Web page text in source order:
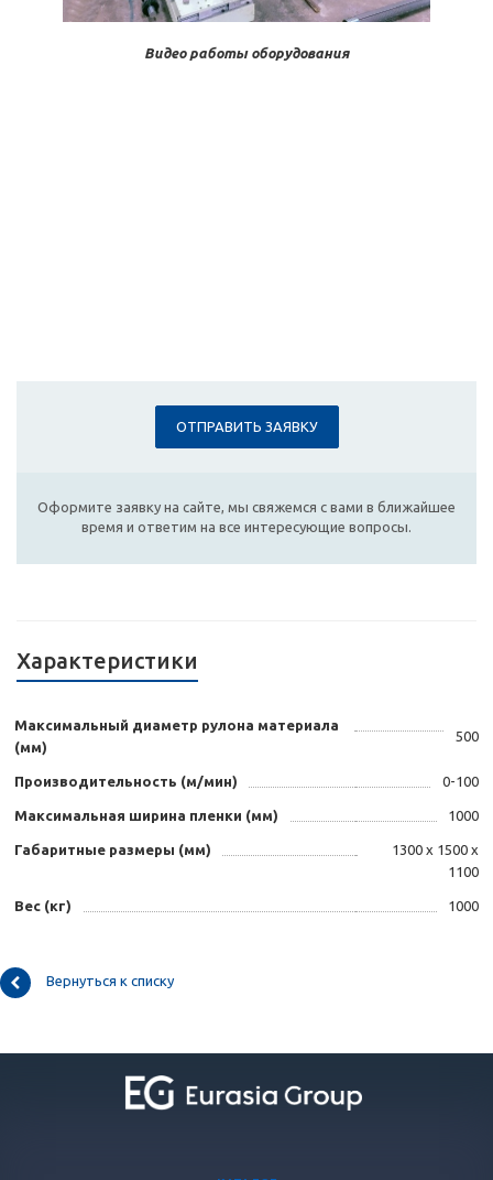
Видео работы оборудования
ОТПРАВИТЬ ЗАЯВКУ
Оформите заявку на сайте, мы свяжемся с вами в ближайшее
время и ответим на все интересующие вопросы.
Характеристики
Максимальный диаметр рулона материала
(мм)
500
Производительность (м/мин) 0-100
Максимальная ширина пленки (мм) 1000
Габаритные размеры (мм)
1300 х 1500 х
1100
Вес (кг) 1000
Вернуться к списку